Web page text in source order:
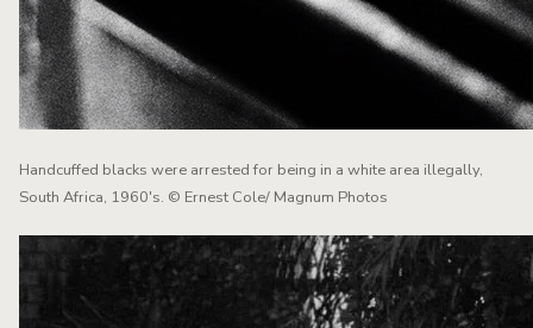
Handcuffed blacks were arrested for being in a white area illegally,
South Africa, 1960's. © Ernest Cole/ Magnum Photos